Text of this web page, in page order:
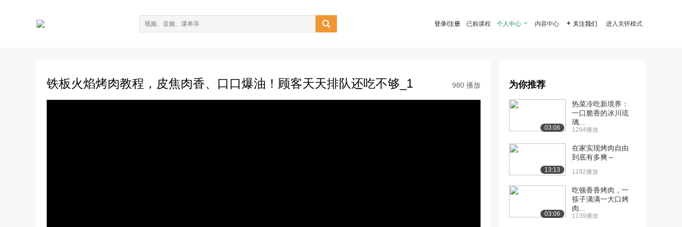
 登录/注册 已购课程 个人中心  内容中心  关注我们 进入关怀模式
铁板火焰烤肉教程，皮焦肉香、口口爆油！顾客天天排队还吃不够_1 980 播放 为你推荐
03:06
热菜冷吃新境界：
一口脆香的冰川琉
璃...
1294播放
13:13
在家实现烤肉自由
到底有多爽～
1192播放
03:06
吃顿香香烤肉，一
筷子满满一大口烤
肉...
1139播放